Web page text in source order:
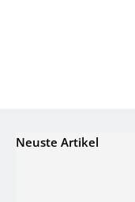
Neuste Artikel